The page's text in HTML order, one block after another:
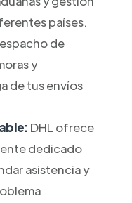
países.
de
y
de tus envíos
DHL ofrece
dedicado
asistencia y